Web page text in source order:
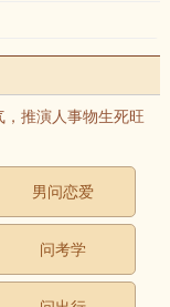
，推演人事物生死旺
男问恋爱
问考学